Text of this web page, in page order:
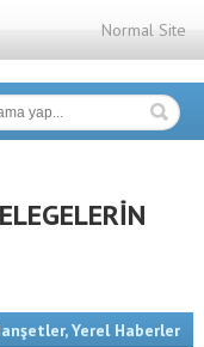
Normal Site
,Yerel Haberler